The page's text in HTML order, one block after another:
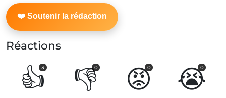
Réactions
👍
3 👎
0 😡
0 😭
0